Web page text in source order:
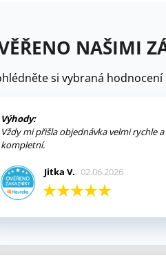
NAŠIMI
si vybraná hodnocení
Výhody:
Vždy mi přišla objednávka velmi rychle
kompletní.
Jitka V. 02.06.2026